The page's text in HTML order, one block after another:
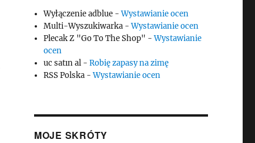
Wyłączenie adblue -Wystawianie ocen
Multi-Wyszukiwarka -Wystawianie ocen
Plecak Z "Go To The Shop" -Wystawianie
ocen
uc satın al -Robię zapasy na zimę
RSS Polska -Wystawianie ocen
MOJE SKRÓTY